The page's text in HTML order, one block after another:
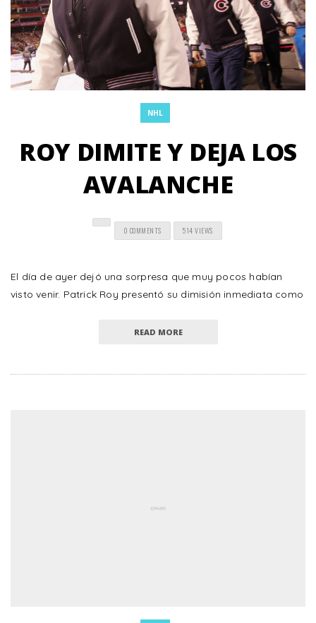
NHL
ROY DIMITE Y DEJA LOS
AVALANCHE
0 COMMENTS 514 VIEWS
El día de ayer dejó una sorpresa que muy pocos habían
visto venir. Patrick Roy presentó su dimisión inmediata como
READ MORE